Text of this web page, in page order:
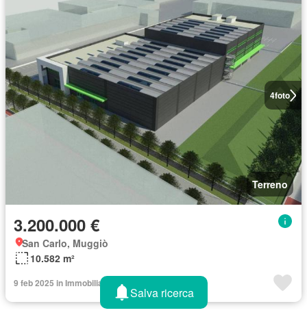
4foto
Terreno
3.200.000 €
San Carlo, Muggiò
10.582 m²
9 feb 2025 in Immobiliare.it
Salva ricerca